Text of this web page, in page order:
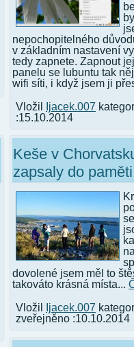
nepochopitelného
v základním nastavení
tedy zapnete. Zapnout
panelu se lubuntu tak
wifi síti, i když jsem ji
Vložil
Ijacek.007
:15.10.2014
Keše v
zapsaly do paměti
dovolené jsem měl to
takováto krásná místa...
Vložil
Ijacek.007
zveřejněno :10.10.2014